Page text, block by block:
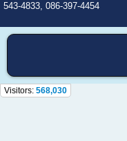
543-4833, 086-397-4454
Visitors: 568,030